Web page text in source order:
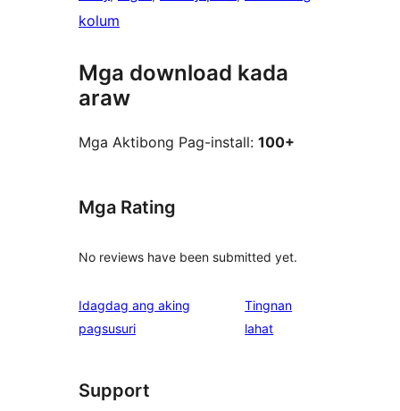
kolum
Mga download kada
araw
Mga Aktibong Pag-install: 100+
Mga Rating
No reviews have been submitted yet.
Idagdag ang aking
pagsusuri
Tingnan
lahatng
Support